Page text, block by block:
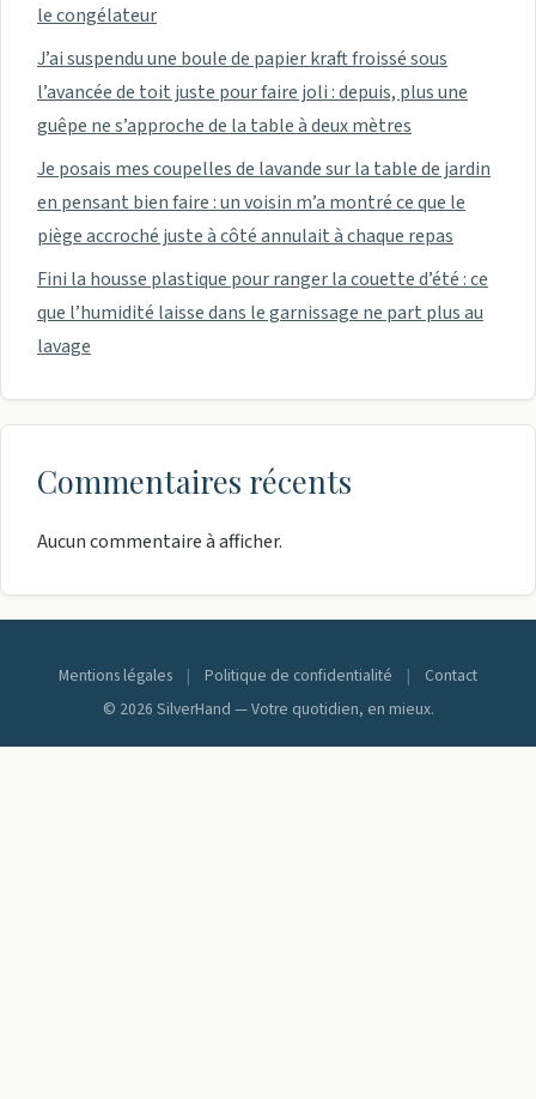
le congélateur
J’ai suspendu une boule de papier kraft froissé sous
l’avancée de toit juste pour faire joli : depuis, plus une
guêpe ne s’approche de la table à deux mètres
Je posais mes coupelles de lavande sur la table de jardin
en pensant bien faire : un voisin m’a montré ce que le
piège accroché juste à côté annulait à chaque repas
Fini la housse plastique pour ranger la couette d’été : ce
que l’humidité laisse dans le garnissage ne part plus au
lavage
Commentaires récents
Aucun commentaire à afficher.
Mentions légales | Politique de confidentialité |
Contact
© 2026 SilverHand — Votre quotidien, en mieux.